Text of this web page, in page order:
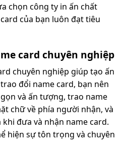
chọn công ty in ấn chất
của bạn luôn đạt tiêu
card chuyên nghiệp
chuyên nghiệp giúp tạo ấn
đổi name card, bạn nên
và ấn tượng, trao name
chữ về phía người nhận, và
đưa và nhận name card.
hiện sự tôn trọng và chuyên